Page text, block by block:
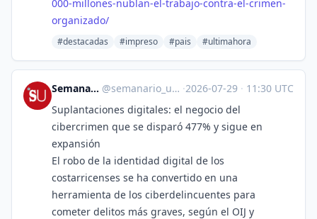
000-millones-nublan-el-trabajo-contra-el-crimen-
organizado/
#destacadas #impreso #pais #ultimahora
Semanario Universidad @semanario_universidad@bots.fedi.cr ·2026-07-29 · 11:30 UTC
Suplantaciones digitales: el negocio del
cibercrimen que se disparó 477% y sigue en
expansión
El robo de la identidad digital de los
costarricenses se ha convertido en una
herramienta de los ciberdelincuentes para
cometer delitos más graves, según el OIJ y